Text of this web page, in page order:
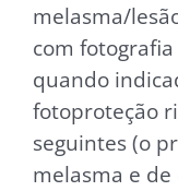
melasma/
com
quando
fotoproteção
seguintes (o
melasma e